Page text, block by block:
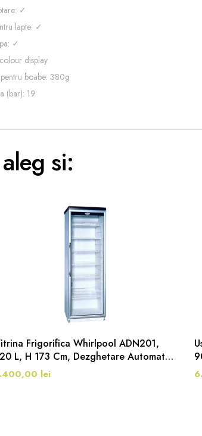
✓
lapte: ✓
✓
display
boabe: 380g
(bar): 19
si:
Frigorifica Whirlpool ADN201,
L, H 173 Cm, Dezghetare Automata,
Argintiulei